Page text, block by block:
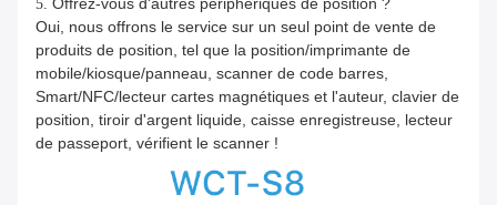
5. Offrez-vous d'autres périphériques de position ?
Oui, nous offrons le service sur un seul point de vente de
produits de position, tel que la position/imprimante de
mobile/kiosque/panneau, scanner de code barres,
Smart/NFC/lecteur cartes magnétiques et l'auteur, clavier de
position, tiroir d'argent liquide, caisse enregistreuse, lecteur
de passeport, vérifient le scanner !